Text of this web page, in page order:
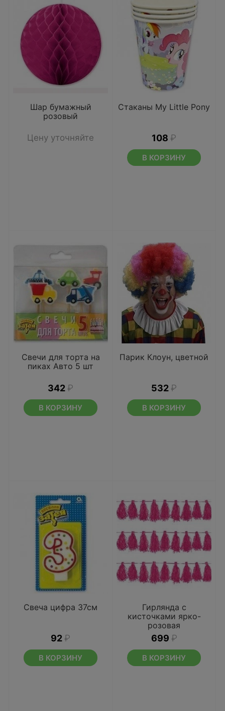
Шар бумажный
розовый
Цену уточняйте
Стаканы My Little Pony
108 ₽
В КОРЗИНУ
Свечи для торта на
пиках Авто 5 шт
342 ₽
В КОРЗИНУ
Парик Клоун, цветной
532 ₽
В КОРЗИНУ
Свеча цифра 37см
92 ₽
В КОРЗИНУ
Гирлянда с
кисточками ярко-
розовая
699 ₽
В КОРЗИНУ